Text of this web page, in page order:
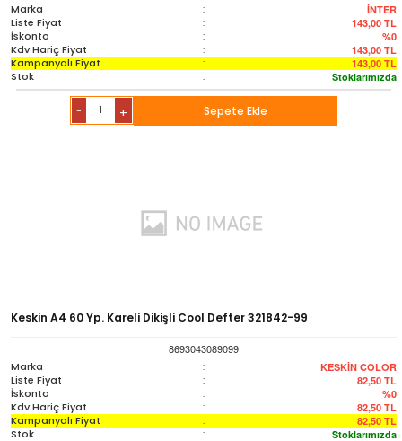
Marka
: İNTER
Liste Fiyat : 143,00 TL
İskonto : %0
Kdv Hariç Fiyat : 143,00 TL
Kampanyalı Fiyat : 143,00 TL
Stok : Stoklarımızda
- + Sepete Ekle
Keskin A4 60 Yp. Kareli Dikişli Cool Defter 321842-99
8693043089099
Marka
: KESKİN COLOR
Liste Fiyat : 82,50 TL
İskonto : %0
Kdv Hariç Fiyat : 82,50 TL
Kampanyalı Fiyat : 82,50 TL
Stok : Stoklarımızda